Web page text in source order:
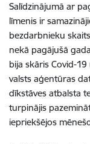
Salīdzinājumā ar
līmenis ir
bezdarbnieku
nekā pagājušā
bija skāris Covid-
valsts aģentūras
dīkstāves atbalsta
turpinājis
iepriekšējos